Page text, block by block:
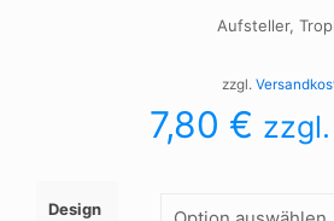
Aufsteller,
zzgl.
7,80 €
Design